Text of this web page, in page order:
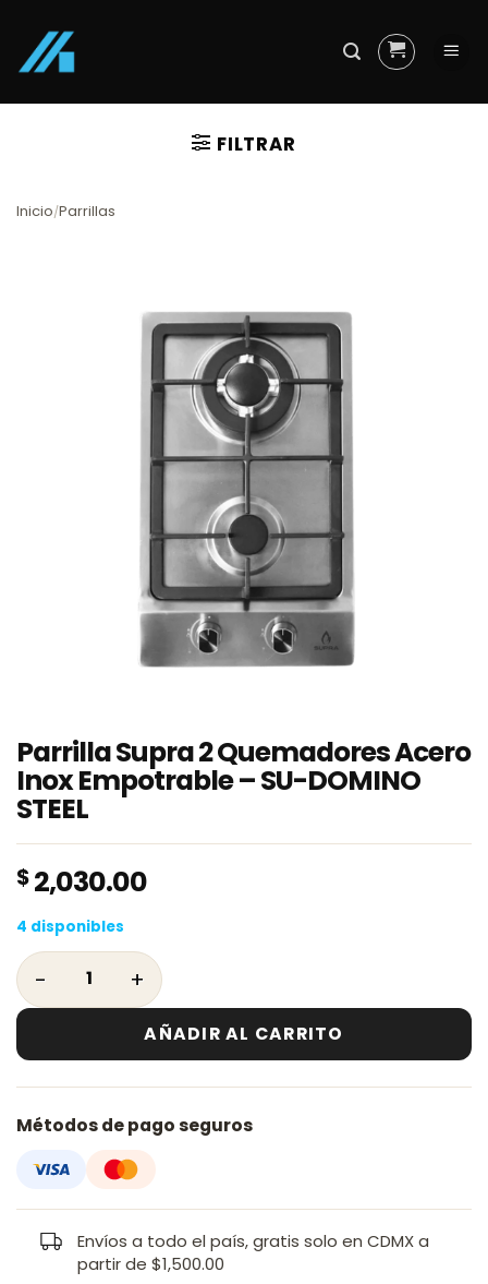
content
FILTRAR
Inicio/Parrillas
Parrilla Supra 2 Quemadores Acero
Inox Empotrable – SU-DOMINO
STEEL
$2,030.00
4 disponibles
Parrilla Supra 2 Quemadores Acero Inox
AÑADIR AL CARRITO
Métodos de pago seguros
Envíos a todo el país, gratis solo en CDMX a
partir de $1,500.00